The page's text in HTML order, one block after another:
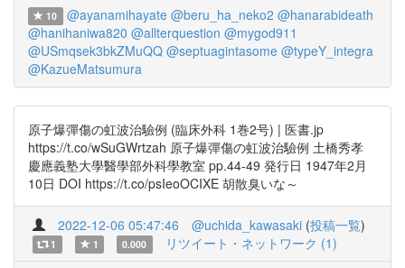
10 @ayanamihayate @beru_ha_neko2 @hanarabideath
@hanihaniwa820 @allterquestion @mygod911
@USmqsek3bkZMuQQ @septuagintasome @typeY_integra
@KazueMatsumura
原子爆彈傷の虹波治驗例 (臨床外科 1巻2号) | 医書.jp
https://t.co/wSuGWrtzah 原子爆彈傷の虹波治驗例 土橋秀孝
慶應義塾大學醫學部外科學教室 pp.44-49 発行日 1947年2月
10日 DOI https://t.co/psIeoOCIXE 胡散臭いな～
2022-12-06 05:47:46 @uchida_kawasaki (投稿一覧)
1 1 0.000 リツイート・ネットワーク (1)